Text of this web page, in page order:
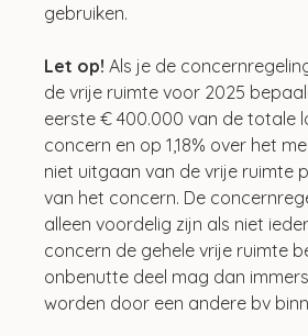
gebruiken.
Let op! Als je de
de vrije ruimte voor 2025
eerste € 400.000 van de totale
concern en op 1,18% over het
niet uitgaan van de vrije ruimte
van het concern. De
alleen voordelig zijn als niet
concern de gehele vrije ruimte
onbenutte deel mag dan
worden door een andere bv